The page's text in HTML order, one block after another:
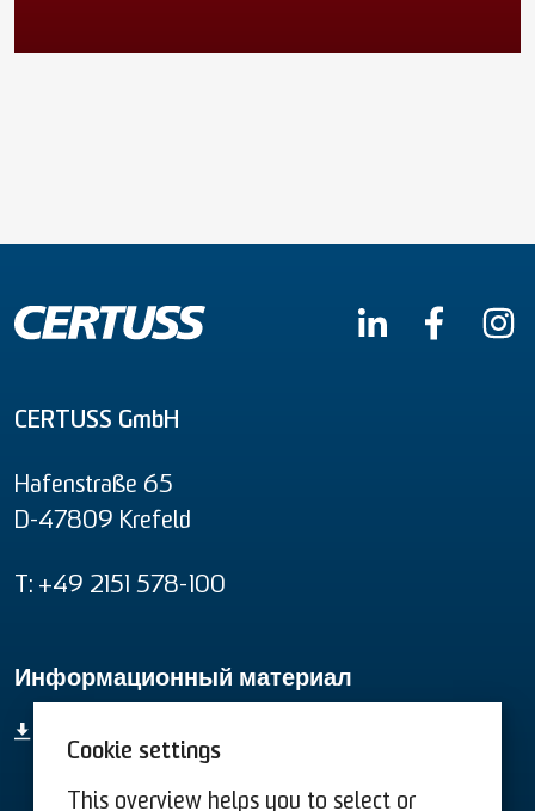
Cookie settings
This overview helps you to select or
CERTUSS GmbH
Hafenstraße 65
D-47809 Krefeld
T: +49 2151 578-100
Информационный материал